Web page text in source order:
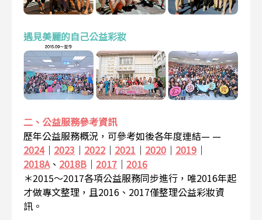
遇見美麗的自己公益彩妝
二、公益服務參考資訊
歷年公益服務概況，可參考如後各年度連結— —
2024｜ 2023 ｜ 2022 ｜ 2021 ｜ 2020 ｜ 2019 ｜
2018A、 2018B ｜ 2017 ｜ 2016
＊2015～2017各項公益服務同步進行，唯2016年起
才做專文整理，且2016、2017僅整理公益彩妝資
訊。